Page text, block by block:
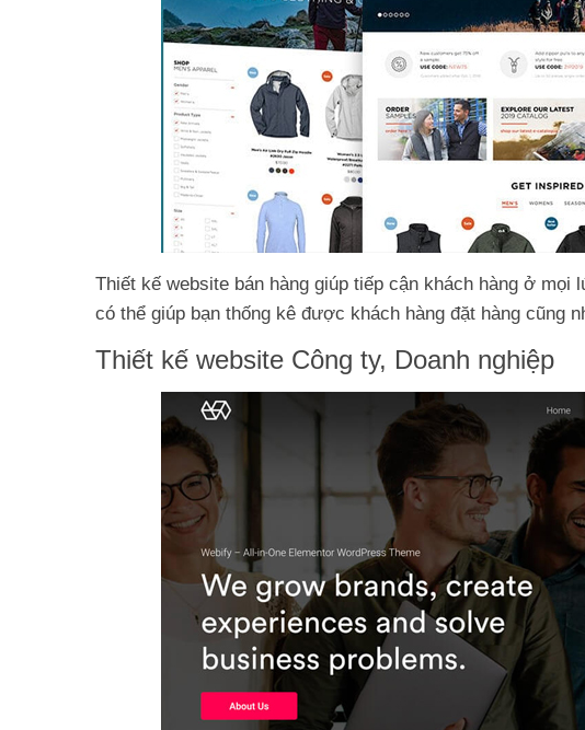
Thiết kế website bán hàng giúp tiếp cận khách hàng ở
có thể giúp bạn thống kê được khách hàng đặt hàng cũng
Thiết kế website Công ty, Doanh nghiệp